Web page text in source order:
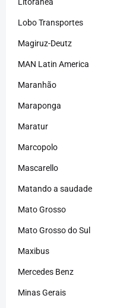
Litorânea
Lobo Transportes
Magiruz-Deutz
MAN Latin America
Maranhão
Maraponga
Maratur
Marcopolo
Mascarello
Matando a saudade
Mato Grosso
Mato Grosso do Sul
Maxibus
Mercedes Benz
Minas Gerais